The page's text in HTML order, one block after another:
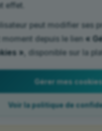
effet.
peut modifier ses
moment depuis le lien «
» , disponible sur la
Gérer mes cookies
Voir la politique de